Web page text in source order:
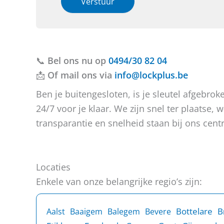
le
g
n
?
e
c
t
📞 Bel ons nu op 0494/30 82 04
📩 Of mail ons via info@lockplus.be
Ben je buitengesloten, is je sleutel
24/7 voor je klaar. We zijn snel ter plaatse,
transparantie en snelheid staan bij ons
Locaties
Enkele van onze belangrijke regio’s zijn:
Aalst Baaigem Balegem Bevere Bottelare